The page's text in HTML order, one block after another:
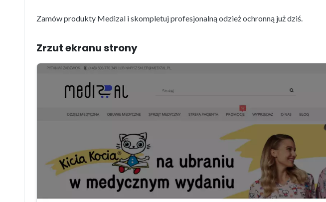
Zamów produkty Medizal i skompletuj profesjonalną odzież ochronną już dziś.
Zrzut ekranu strony